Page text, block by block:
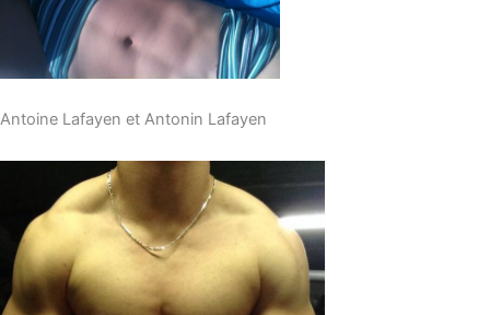
Antoine Lafayen et Antonin Lafayen